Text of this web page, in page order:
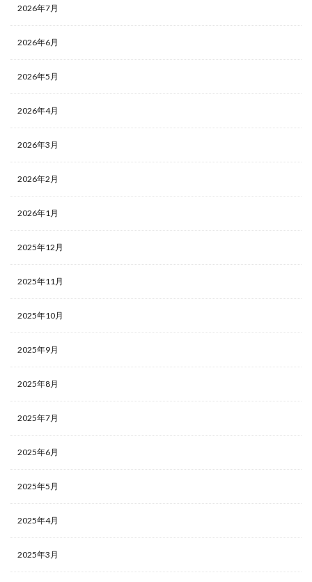
2026年7月
2026年6月
2026年5月
2026年4月
2026年3月
2026年2月
2026年1月
2025年12月
2025年11月
2025年10月
2025年9月
2025年8月
2025年7月
2025年6月
2025年5月
2025年4月
2025年3月